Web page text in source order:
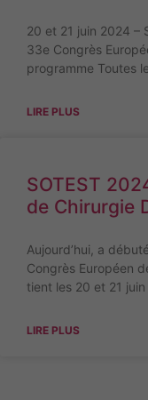
20 et 21 juin 2024 –
33e Congrès
programme Toutes
LIRE PLUS
SOTEST
de Chirurgie
Aujourd’hui, a
Congrès Européen
tient les 20 et 21 juin
LIRE PLUS